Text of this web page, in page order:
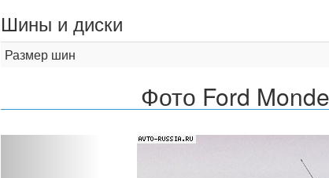
Шины и диски
Размер шин
Фото Ford